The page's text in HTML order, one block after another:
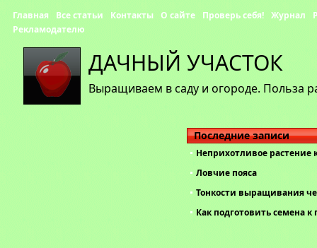
ДАЧНЫЙ УЧАСТОК
Выращиваем в саду и огороде. Польза
Главная Все статьи Контакты О сайте Проверь себя! Журнал
Рекламодателю
Последние записи
Неприхотливое растение
Ловчие пояса
Тонкости выращивания
Как подготовить семена к